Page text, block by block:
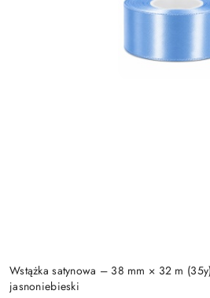
Wstążka satynowa – 38 mm × 32 m
jasnoniebieski